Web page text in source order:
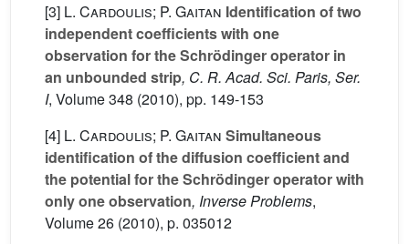
[3] L. Cardoulis; P. Gaitan Identification of two
independent coefficients with one
observation for the Schrödinger operator in
an unbounded strip, C. R. Acad. Sci. Paris, Ser.
I, Volume 348 (2010), pp. 149-153
[4] L. Cardoulis; P. Gaitan Simultaneous
identification of the diffusion coefficient and
the potential for the Schrödinger operator with
only one observation, Inverse Problems,
Volume 26 (2010), p. 035012